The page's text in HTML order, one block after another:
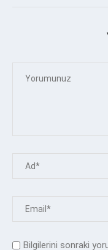
Bilgilerini sonraki